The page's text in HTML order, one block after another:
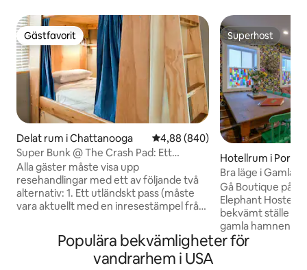
Gästfavorit
Gästfavorit
Delat rum i Chattanooga 4,88 av 5 i genomsnittligt
4,88 (840)
Super Bunk @ The Crash Pad: Ett
ovanligt vandrarhem
Alla gäster måste visa upp
resehandlingar med ett av följande två
alternativ: 1. Ett utländskt pass (måste
vara aktuellt med en inresestämpel från
myndighet utfärdade foto-ID (måste
vara aktuell med adress utanför
Chattanooga och det omgivande
Superhost
Superhost
Hotellrum i
Bra läge i Gamla
Gå Boutique på en
Elephant Hostel
bekvämt ställe
gamla hamnen.
eftersom vi ligger
Populära bekvämligheter för
vandrarhem i USA